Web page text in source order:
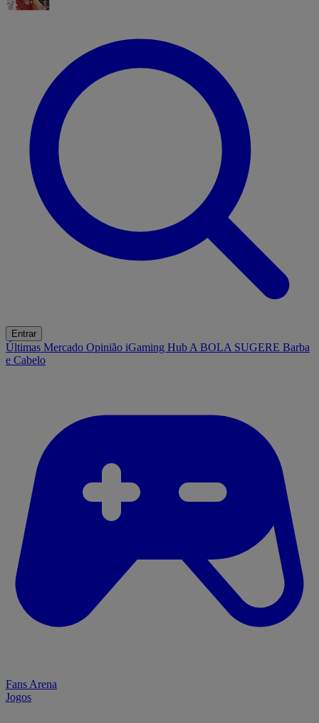
Entrar
Últimas Mercado Opinião iGaming Hub A BOLA SUGERE Barba
e Cabelo
Fans Arena
Jogos